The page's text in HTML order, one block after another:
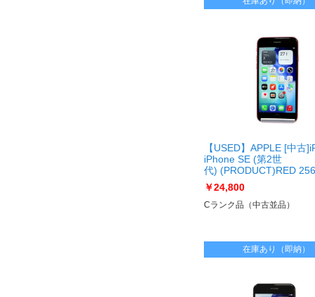
【USED】APPLE [中古
iPhone SE (第2世
代) (PRODUCT)RED
フリー [レッド]
[USED]u061756
世
￥24,800
Cランク品（中古並品）
在庫あり（即納）